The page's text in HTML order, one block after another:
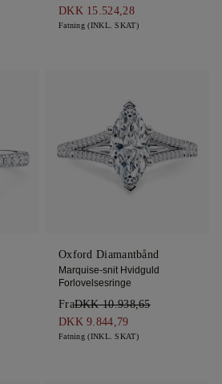
DKK 15.524,28
Fatning (INKL. SKAT)
Oxford Diamantbånd
Marquise-snit Hvidguld
Forlovelsesringe
FraDKK 10.938,65
DKK 9.844,79
Fatning (INKL. SKAT)